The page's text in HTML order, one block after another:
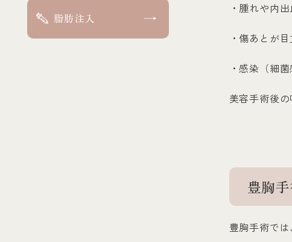
・腫れや内
・傷あとが
・感染（細
美容手術後
豊胸
豊胸手術では
脂肪注入